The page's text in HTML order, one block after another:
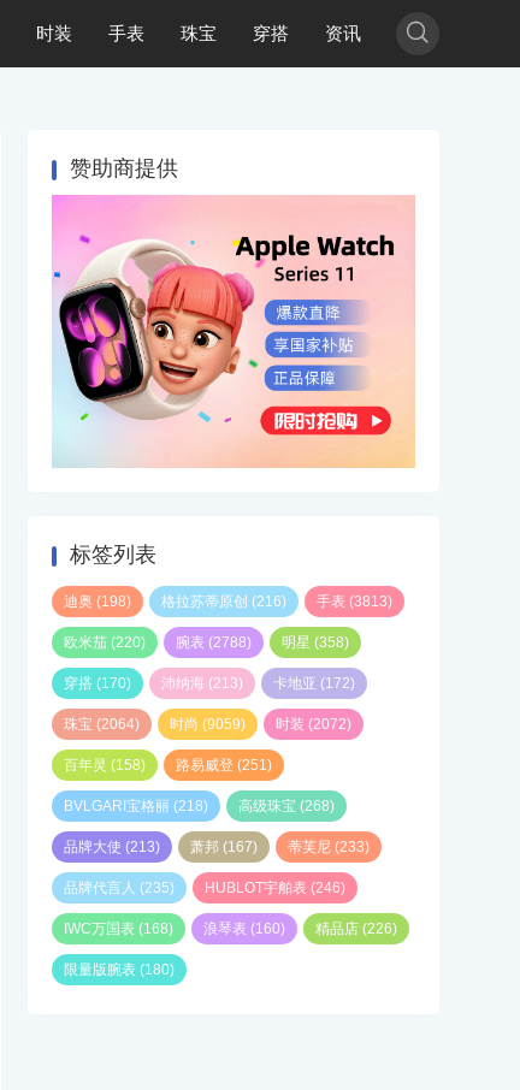
时装 手表 珠宝 穿搭 资讯 
赞助商提供
标签列表
迪奥 (198) 格拉苏蒂原创 (216) 手表 (3813)
欧米茄 (220) 腕表 (2788) 明星 (358)
穿搭 (170) 沛纳海 (213) 卡地亚 (172)
珠宝 (2064) 时尚 (9059) 时装 (2072)
百年灵 (158) 路易威登 (251)
BVLGARI宝格丽 (218) 高级珠宝 (268)
品牌大使 (213) 萧邦 (167) 蒂芙尼 (233)
品牌代言人 (235) HUBLOT宇舶表 (246)
IWC万国表 (168) 浪琴表 (160) 精品店 (226)
限量版腕表 (180)